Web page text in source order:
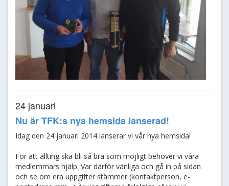
24 januari
Nu är TFK:s nya hemsida lanserad!
Idag den 24 januari 2014 lanserar vi vår nya hemsida!
För att allting ska bli så bra som möjligt behöver vi våra
medlemmars hjälp. Var därför vänliga och gå in på sidan
och se om era uppgifter stämmer (kontaktperson, e-